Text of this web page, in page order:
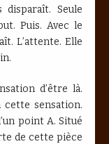
Seule
Puis. Avec le
L’attente. Elle
d’être là.
cette sensation.
point A. Situé
de cette pièce